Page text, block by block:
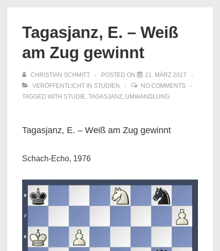
Tagasjanz, E. – Weiß
am Zug gewinnt
CHRISTIAN SCHMITT POSTED ON
21. MÄRZ 2017
VERÖFFENTLICHT IN STUDIEN
NO COMMENTS
TAGGED WITH STUDIE, TAGASJANZ, UMWANDLUNG
Tagasjanz, E. – Weiß am Zug gewinnt
Schach-Echo, 1976